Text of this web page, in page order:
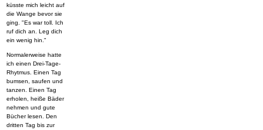
küsste mich leicht auf
die Wange bevor sie
ging. "Es war toll. Ich
ruf dich an. Leg dich
ein wenig hin."
Normalerweise hatte
ich einen Drei-Tage-
Rhytmus. Einen Tag
bumsen, saufen und
tanzen. Einen Tag
erholen, heiße Bäder
nehmen und gute
Bücher lesen. Den
dritten Tag bis zur